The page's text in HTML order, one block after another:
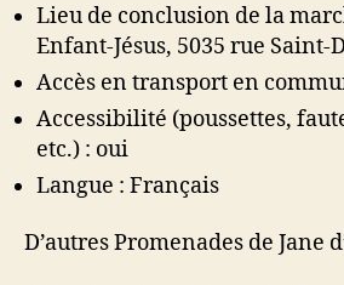
Lieu de conclusion de la
Enfant-Jésus, 5035 rue Saint-
Accès en transport en
Accessibilité (poussettes,
etc.) : oui
Langue : Français
D’autres Promenades de Jane